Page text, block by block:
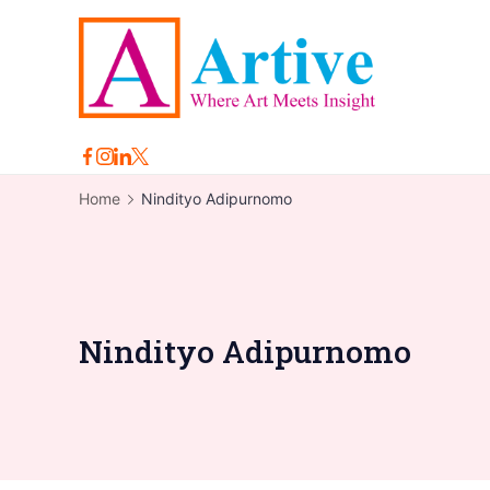
Home Nindityo Adipurnomo
Nindityo Adipurnomo